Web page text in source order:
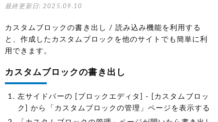
最終更新日: 2025.09.10
カスタムブロックの書き出し / 読み込み機能を利用する
と、作成したカスタムブロックを他のサイトでも簡単に利
用できます。
カスタムブロックの書き出し
左サイドバーの [ブロックエディタ] - [カスタムブロッ
ク] から「カスタムブロックの管理」ページを表示する